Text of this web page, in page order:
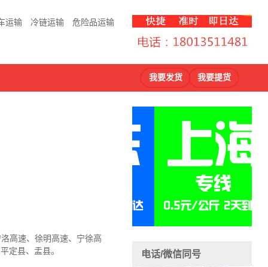
运输 冷链运输 危险品运输
我要发货 我要提货
高速、徐明高速、宁徐高
定县、盂县。 电话/微信同号